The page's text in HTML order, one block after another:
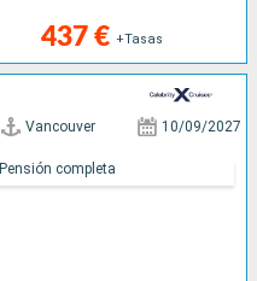
437 € +Tasas
Vancouver 10/09/2027
Pensión completa